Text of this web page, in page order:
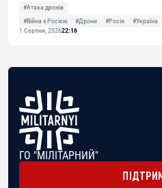
#Атака дронів
#Війна з Росією
#Дрони #Росія
#Україна
1 Серпня, 202622:16
ГО "МІЛІТАРНИЙ"